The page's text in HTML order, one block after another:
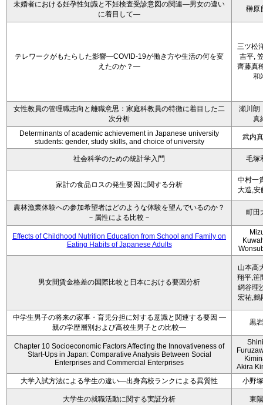
未婚者における妊孕性知識と不妊検査受診意図の関連―男女の違い
に着目して―
榊原
テレワークがもたらした影響―COVID-19が働き方や生活の何を変
えたのか？―
三ツ松
吉平,
齊藤真
和
女性教員の管理職志向と離職意思：家庭科教員の特徴に着目した二
次分析
瀬川朗
真
Determinants of academic achievement in Japanese university
students: gender, study skills, and choice of university
武内
社会科学のための統計学入門 毛塚
家計の食品ロスの発生要因に関する分析
中村一
大造,安
農林漁業体験への参加希望者はどのような体験を望んでいるのか？
－属性による比較－
町田
Effects of Childhood Nutrition Education from School and Family on
Eating Habits of Japanese Adults
男女間賃金格差の国際比較と日本における要因分析
山本高
翔平,笹
網谷理
宏祐,鶴
中学生男子の将来の家事・育児分担に対する意識と関連する要因 ―
親の学歴層別および高校生男子との比較―
黒
Chapter 10 Socioeconomic Factors Affecting the Innovativeness of
Start-Ups in Japan: Comparative Analysis Between Social
Enterprises and Commercial Enterprises
Akira
大学入試方法による学生の違い―出身高校ランクによる異質性
小野
大学生の就職活動に関する実証分析 東